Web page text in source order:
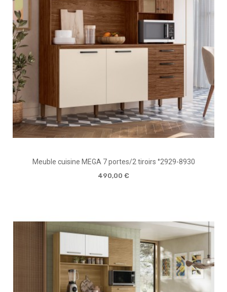
Meuble cuisine MEGA 7 portes/2 tiroirs °2929-8930
490,00 €